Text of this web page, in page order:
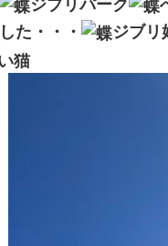
た・・・
ジブリ